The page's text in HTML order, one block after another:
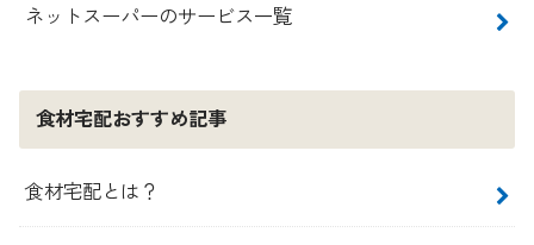
ネットスーパーのサービス一覧
食材宅配おすすめ記事
食材宅配とは？